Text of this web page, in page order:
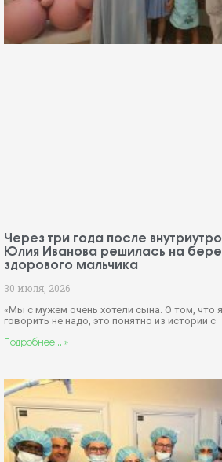
Через три года после
Юлия Иванова решилась на
здорового мальчика
30 июля, 2026
«Мы с мужем очень хотели сына. О том, что
говорить не надо, это понятно из истории с
Подробнее... »